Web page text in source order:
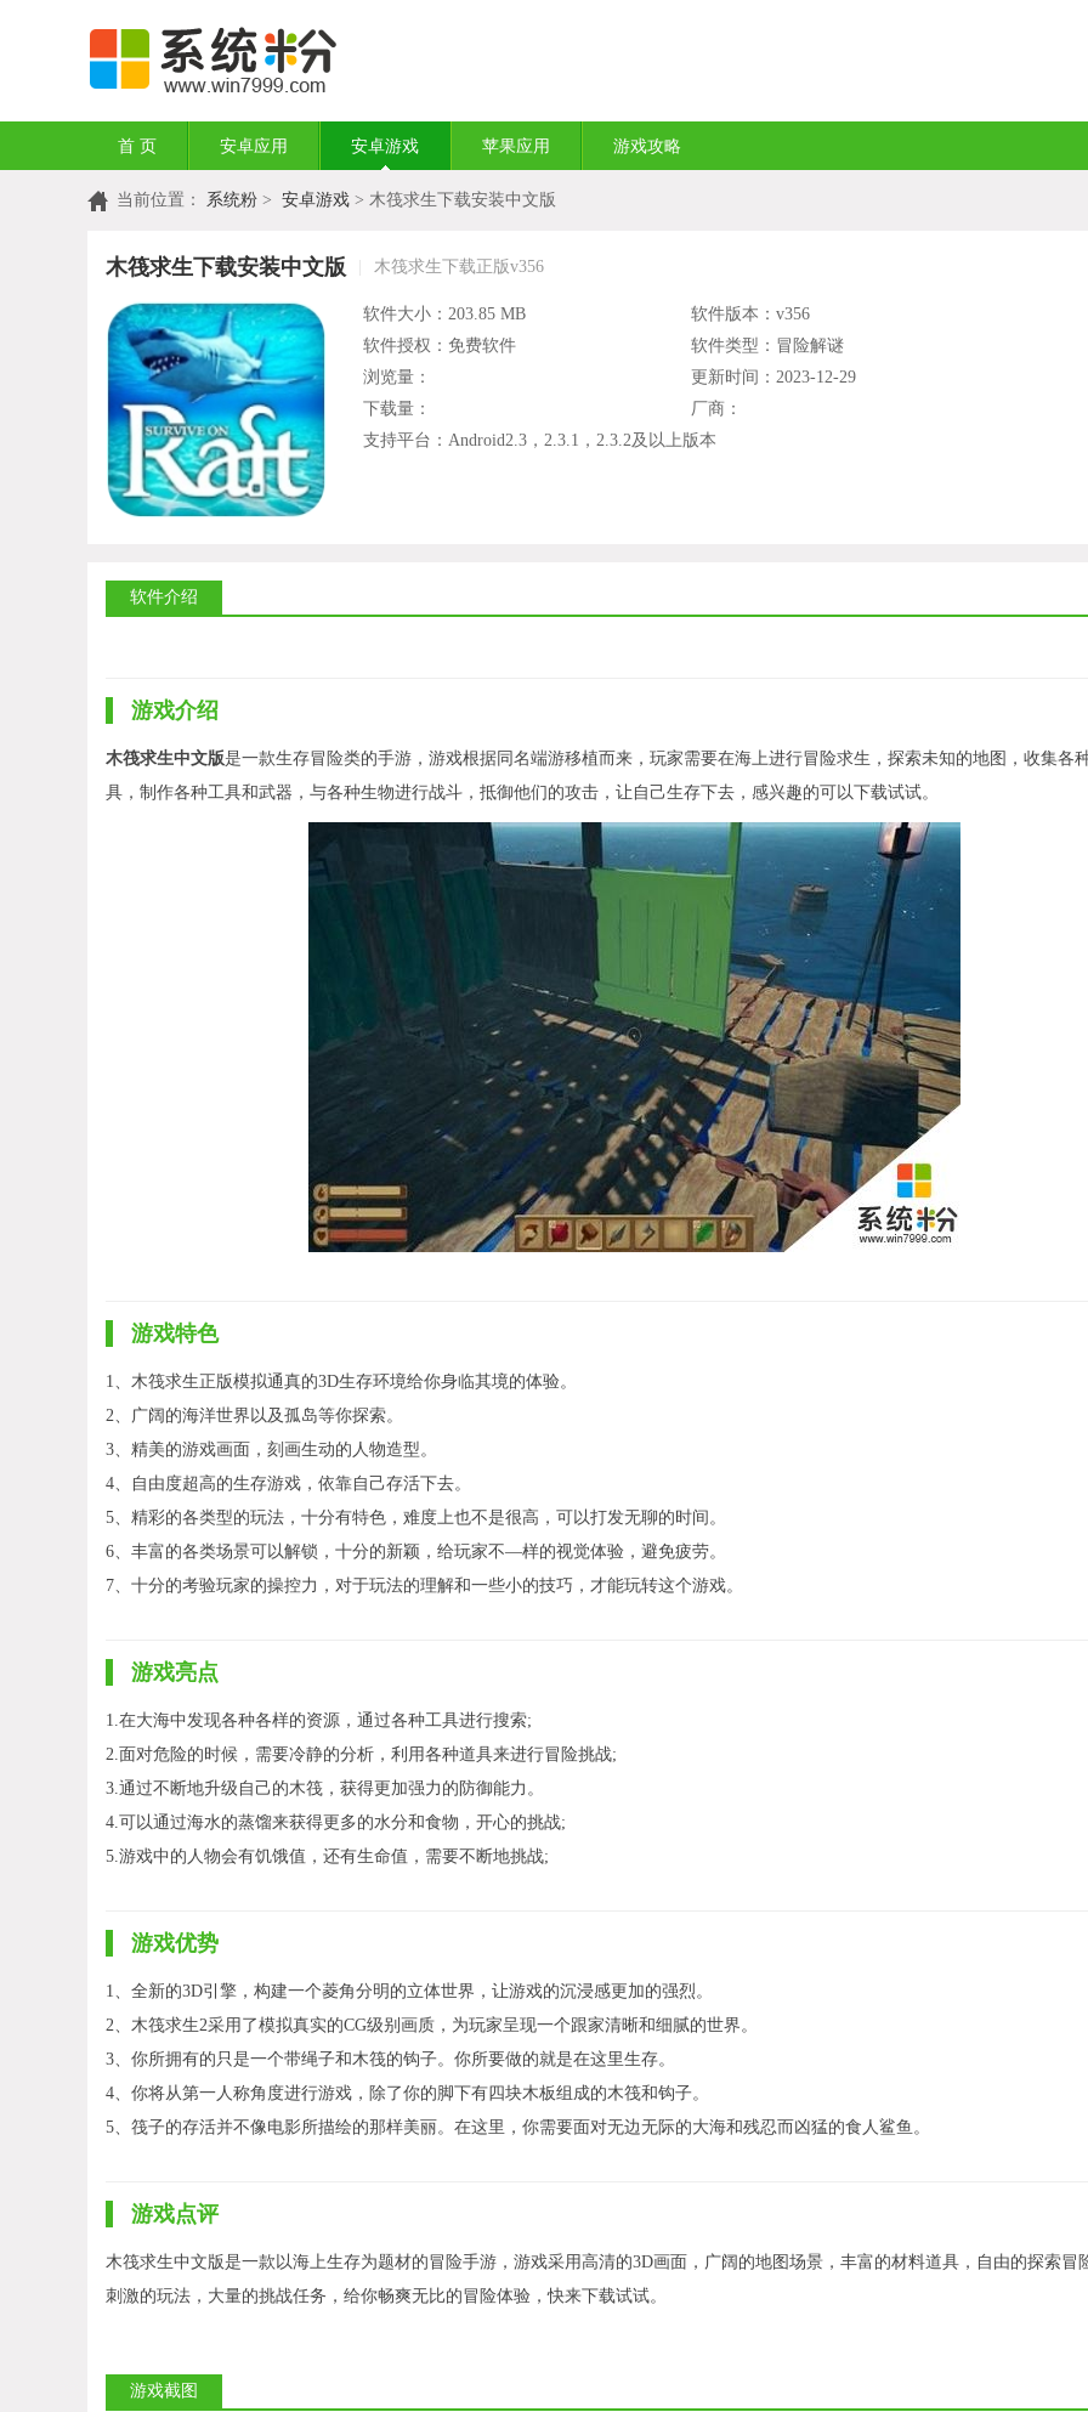
首 页 安卓应用 安卓游戏 苹果应用 游戏攻略
当前位置： 系统粉 > 安卓游戏 > 木筏求生下载安装中文版
木筏求生下载安装中文版 木筏求生下载正版v356
软件大小：203.85 MB
软件授权：免费软件
浏览量：
下载量：
软件版本：v356
软件类型：冒险解谜
更新时间：2023-12-29
厂商：
支持平台：Android2.3，2.3.1，2.3.2及以上版本
软件介绍
游戏介绍
木筏求生中文版是一款生存冒险类的手游，游戏根据同名端游移植而来，玩家需要在海上进行冒险求生，探索未知的地图，收集各
具，制作各种工具和武器，与各种生物进行战斗，抵御他们的攻击，让自己生存下去，感兴趣的可以下载试试。
游戏特色
1、木筏求生正版模拟通真的3D生存环境给你身临其境的体验。
2、广阔的海洋世界以及孤岛等你探索。
3、精美的游戏画面，刻画生动的人物造型。
4、自由度超高的生存游戏，依靠自己存活下去。
5、精彩的各类型的玩法，十分有特色，难度上也不是很高，可以打发无聊的时间。
6、丰富的各类场景可以解锁，十分的新颖，给玩家不—样的视觉体验，避免疲劳。
7、十分的考验玩家的操控力，对于玩法的理解和一些小的技巧，才能玩转这个游戏。
游戏亮点
1.在大海中发现各种各样的资源，通过各种工具进行搜索;
2.面对危险的时候，需要冷静的分析，利用各种道具来进行冒险挑战;
3.通过不断地升级自己的木筏，获得更加强力的防御能力。
4.可以通过海水的蒸馏来获得更多的水分和食物，开心的挑战;
5.游戏中的人物会有饥饿值，还有生命值，需要不断地挑战;
游戏优势
1、全新的3D引擎，构建一个菱角分明的立体世界，让游戏的沉浸感更加的强烈。
2、木筏求生2采用了模拟真实的CG级别画质，为玩家呈现一个跟家清晰和细腻的世界。
3、你所拥有的只是一个带绳子和木筏的钩子。你所要做的就是在这里生存。
4、你将从第一人称角度进行游戏，除了你的脚下有四块木板组成的木筏和钩子。
5、筏子的存活并不像电影所描绘的那样美丽。在这里，你需要面对无边无际的大海和残忍而凶猛的食人鲨鱼。
游戏点评
木筏求生中文版是一款以海上生存为题材的冒险手游，游戏采用高清的3D画面，广阔的地图场景，丰富的材料道具，自由的探索冒
刺激的玩法，大量的挑战任务，给你畅爽无比的冒险体验，快来下载试试。
游戏截图